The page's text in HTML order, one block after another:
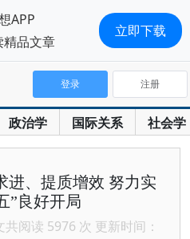
政治学 国际关系 社会学
登录 注册
进、提质增效 努力实
”良好开局
共阅读 5976 次 更新时间：
APP
精品文章
立即下载